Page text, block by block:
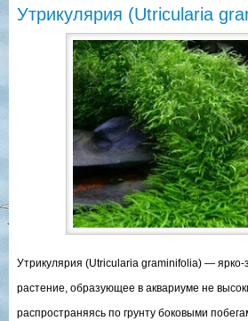
Утрикулярия (Utricularia
Утрикулярия (Utricularia graminifolia) — ярко-
растение, образующее в аквариуме не
распространяясь по грунту боковыми